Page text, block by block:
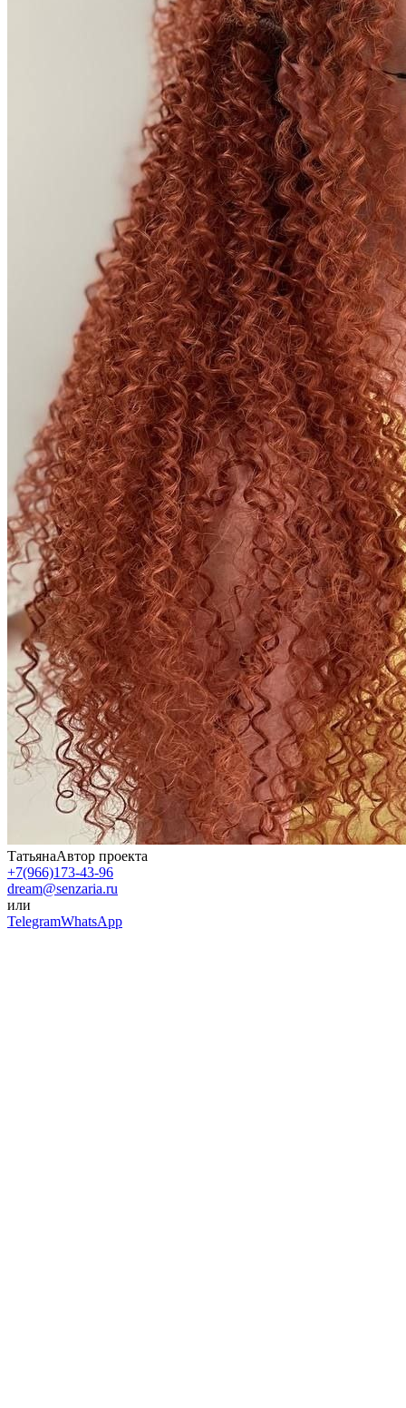
ТатьянаАвтор проекта
+7(966)173-43-96
dream@senzaria.ru
или
TelegramWhatsApp